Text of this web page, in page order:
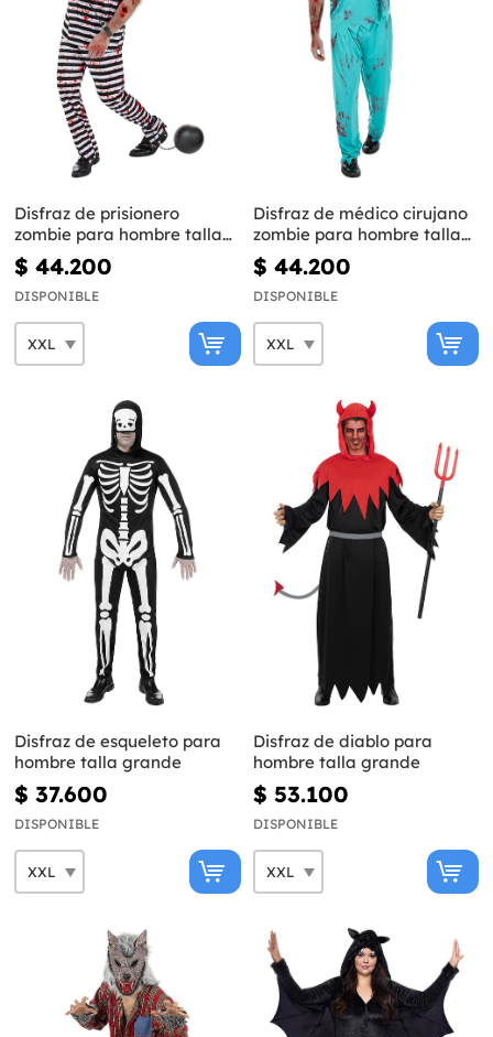
Disfraz de prisionero
zombie para hombre talla
grande
$ 44.200
DISPONIBLE
Disfraz de médico cirujano
zombie para hombre talla
grande
$ 44.200
DISPONIBLE
Disfraz de esqueleto para
hombre talla grande
$ 37.600
DISPONIBLE
Disfraz de diablo para
hombre talla grande
$ 53.100
DISPONIBLE